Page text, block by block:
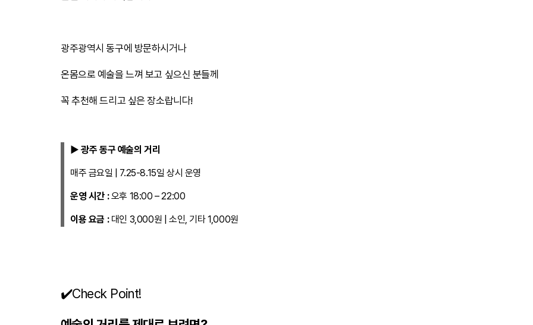
광주광역시 동구에 방문하시거나
온몸으로 예술을 느껴 보고 싶으신 분들께
꼭 추천해 드리고 싶은 장소랍니다!
▶ 광주 동구 예술의 거리
매주 금요일 | 7.25-8.15일 상시 운영
운영 시간 :오후 18:00 – 22:00
이용 요금 :대인 3,000원 | 소인, 기타 1,000원
✔️Check Point!